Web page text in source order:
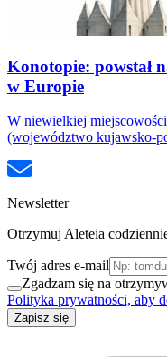
Konotopie: powstał
w Europie
W niewielkiej
(województwo kujawsko-
Newsletter
Otrzymuj Aleteia
Twój adres e-mail
Zgadzam się na
Polityka prywatności, aby
Zapisz się